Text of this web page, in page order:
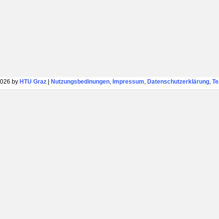
by HTU Graz| Nutzungsbedinungen, Impressum, Datenschutzerklärung,